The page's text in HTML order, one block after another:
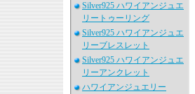
Silver925 ハワイアンジュエ
リートゥーリング
Silver925 ハワイアンジュエ
リーブレスレット
Silver925 ハワイアンジュエ
リーアンクレット
ハワイアンジュエリー